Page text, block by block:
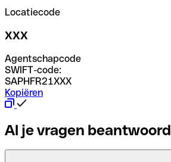
Locatiecode
XXX
Agentschapcode
SWIFT-code:
SAPHFR21XXX
Kopiëren
Al je vragen beantwoord